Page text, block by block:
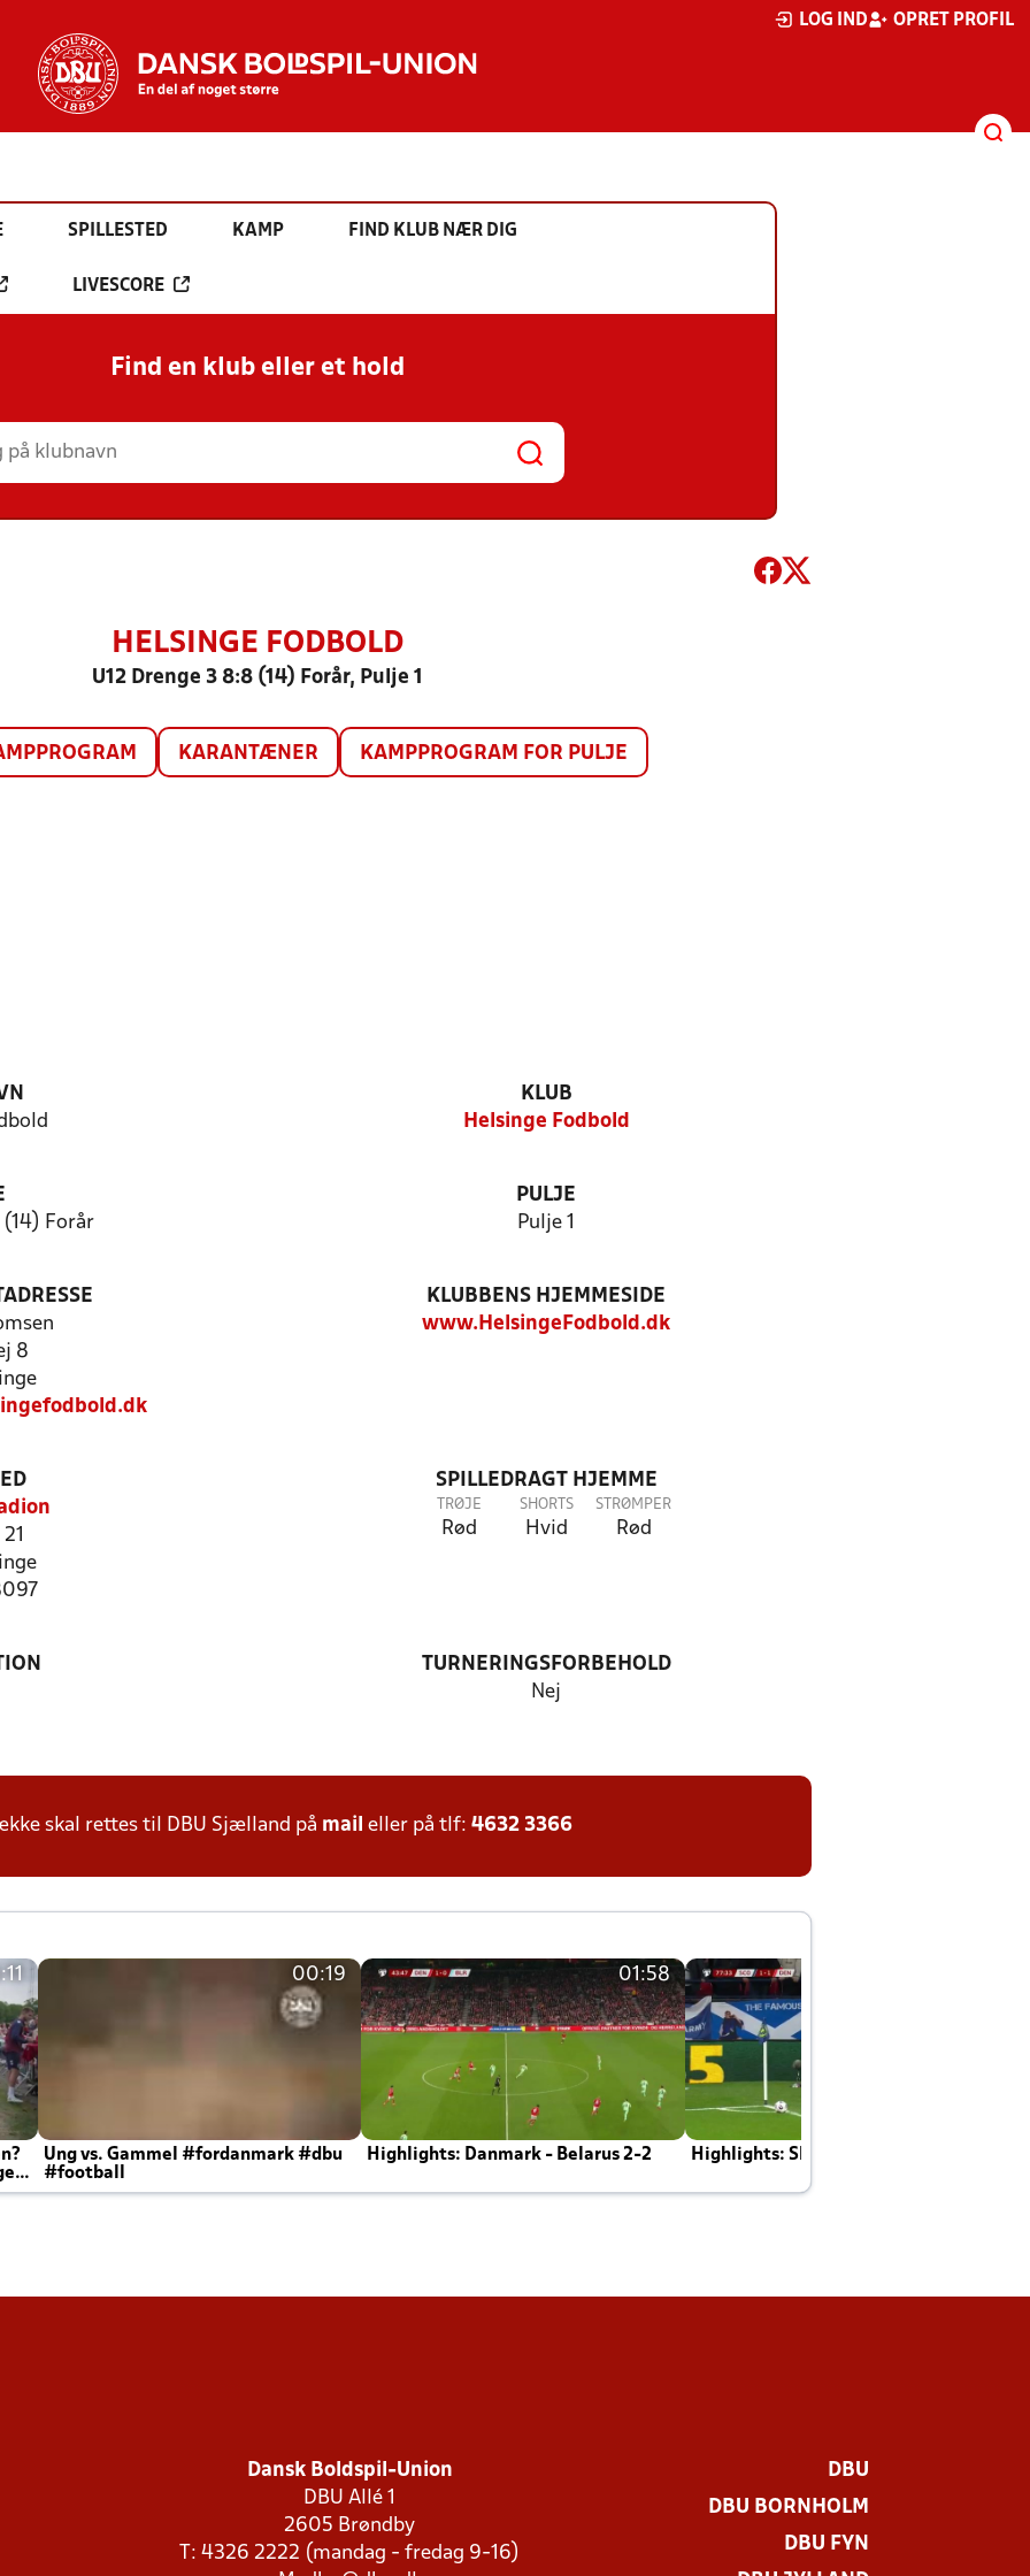
LOG IND OPRET PROFIL
SPILLESTED KAMP FIND KLUB NÆR DIG
LIVESCORE
Find en klub eller et hold
HELSINGE FODBOLD
U12 Drenge 3 8:8 (14) Forår, Pulje 1
KARANTÆNER KAMPPROGRAM FOR PULJE
KLUB
Helsinge Fodbold
(14) Forår
PULJE
Pulje 1
8
KLUBBENS HJEMMESIDE
www.HelsingeFodbold.dk
SPILLEDRAGT HJEMME
TRØJE
Rød
SHORTS
Hvid
STRØMPER
Rød
TURNERINGSFORBEHOLD
Nej
skal rettes til DBU Sjælland på mail eller på tlf: 4632 3366
00:19
Ung vs. Gammel #fordanmark #dbu
#football
01:58
Highlights: Danmark - Belarus 2-2 Highlights: Skotland - Danmark 4-2
Dansk Boldspil-Union
DBU Allé 1
2605 Brøndby
T: 4326 2222 (mandag - fredag 9-16)
DBU
DBU BORNHOLM
DBU FYN